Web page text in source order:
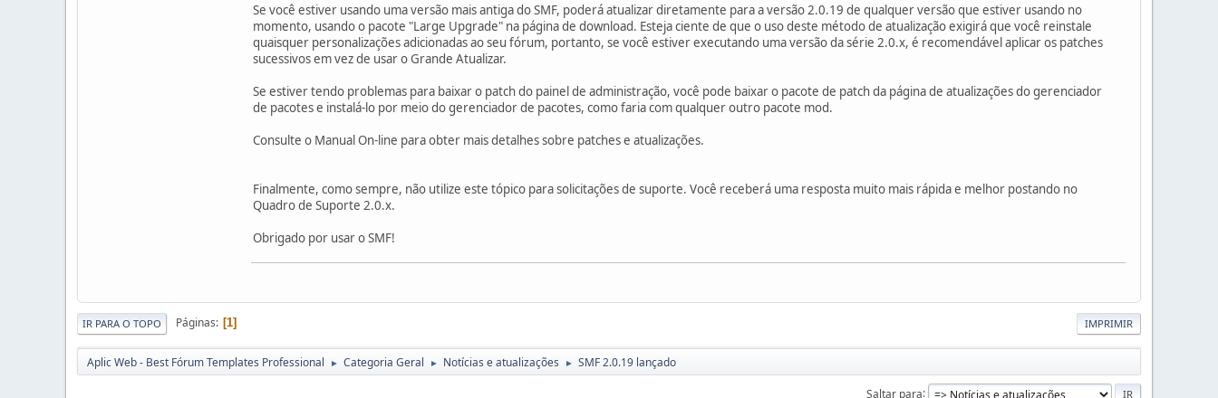
Se você estiver usando uma versão mais antiga do SMF, poderá atualizar diretamente para a versão 2.0.19 de qualquer versão que estiver usando no
momento, usando o pacote "Large Upgrade" na página de download. Esteja ciente de que o uso deste método de atualização exigirá que você reinstale
quaisquer personalizações adicionadas ao seu fórum, portanto, se você estiver executando uma versão da série 2.0.x, é recomendável aplicar os patches
sucessivos em vez de usar o Grande Atualizar.
Se estiver tendo problemas para baixar o patch do painel de administração, você pode baixar o pacote de patch da página de atualizações do gerenciador
de pacotes e instalá-lo por meio do gerenciador de pacotes, como faria com qualquer outro pacote mod.
Consulte o Manual On-line para obter mais detalhes sobre patches e atualizações.
Finalmente, como sempre, não utilize este tópico para solicitações de suporte. Você receberá uma resposta muito mais rápida e melhor postando no
Quadro de Suporte 2.0.x.
Obrigado por usar o SMF!
IMPRIMIR
IR PARA O TOPO Páginas 1
Aplic Web - Best Fórum Templates Professional ► Categoria Geral ► Notícias e atualizações ► SMF 2.0.19 lançado
Saltar para